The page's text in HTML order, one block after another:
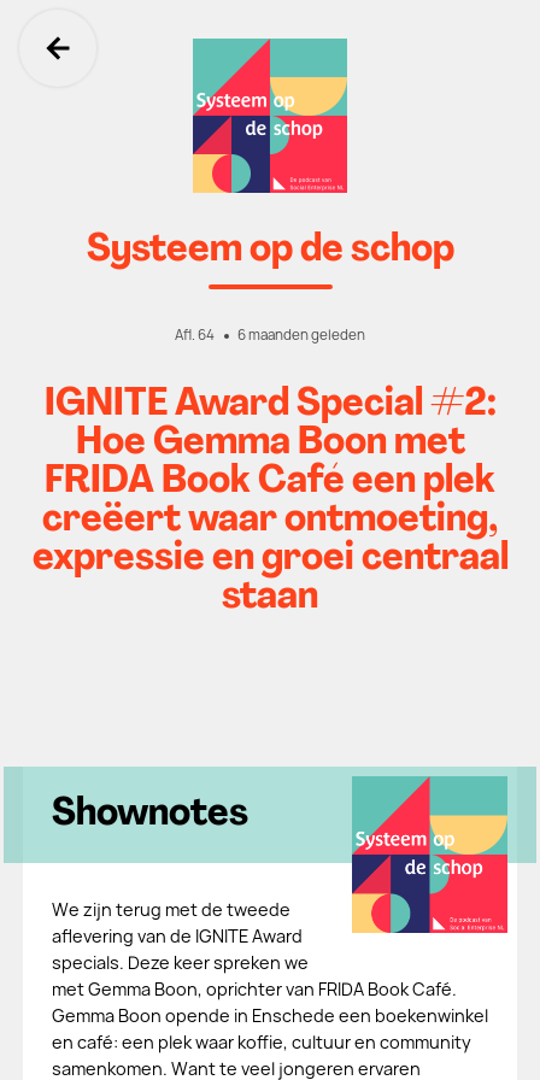
Ga terug
Systeem op de schop
Afl. 64 6 maanden geleden
IGNITE Award Special #2:
Hoe Gemma Boon met
FRIDA Book Café een plek
creëert waar ontmoeting,
expressie en groei centraal
staan
Shownotes
We zijn terug met de tweede
aflevering van de IGNITE Award
specials. Deze keer spreken we
met Gemma Boon, oprichter van FRIDA Book Café.
Gemma Boon opende in Enschede een boekenwinkel
en café: een plek waar koffie, cultuur en community
samenkomen. Want te veel jongeren ervaren